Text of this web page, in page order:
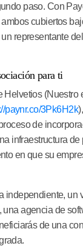
paso. Con
cubiertos
representante
para ti
Helvetios (Nuestro
paynr.co/3Pk6H2k
de
infraestructura
en que su
independiente, un
agencia de
de una